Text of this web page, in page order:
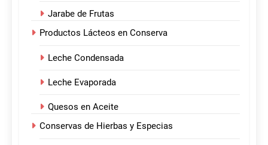
Jarabe de Frutas
Productos Lácteos en Conserva
Leche Condensada
Leche Evaporada
Quesos en Aceite
Conservas de Hierbas y Especias